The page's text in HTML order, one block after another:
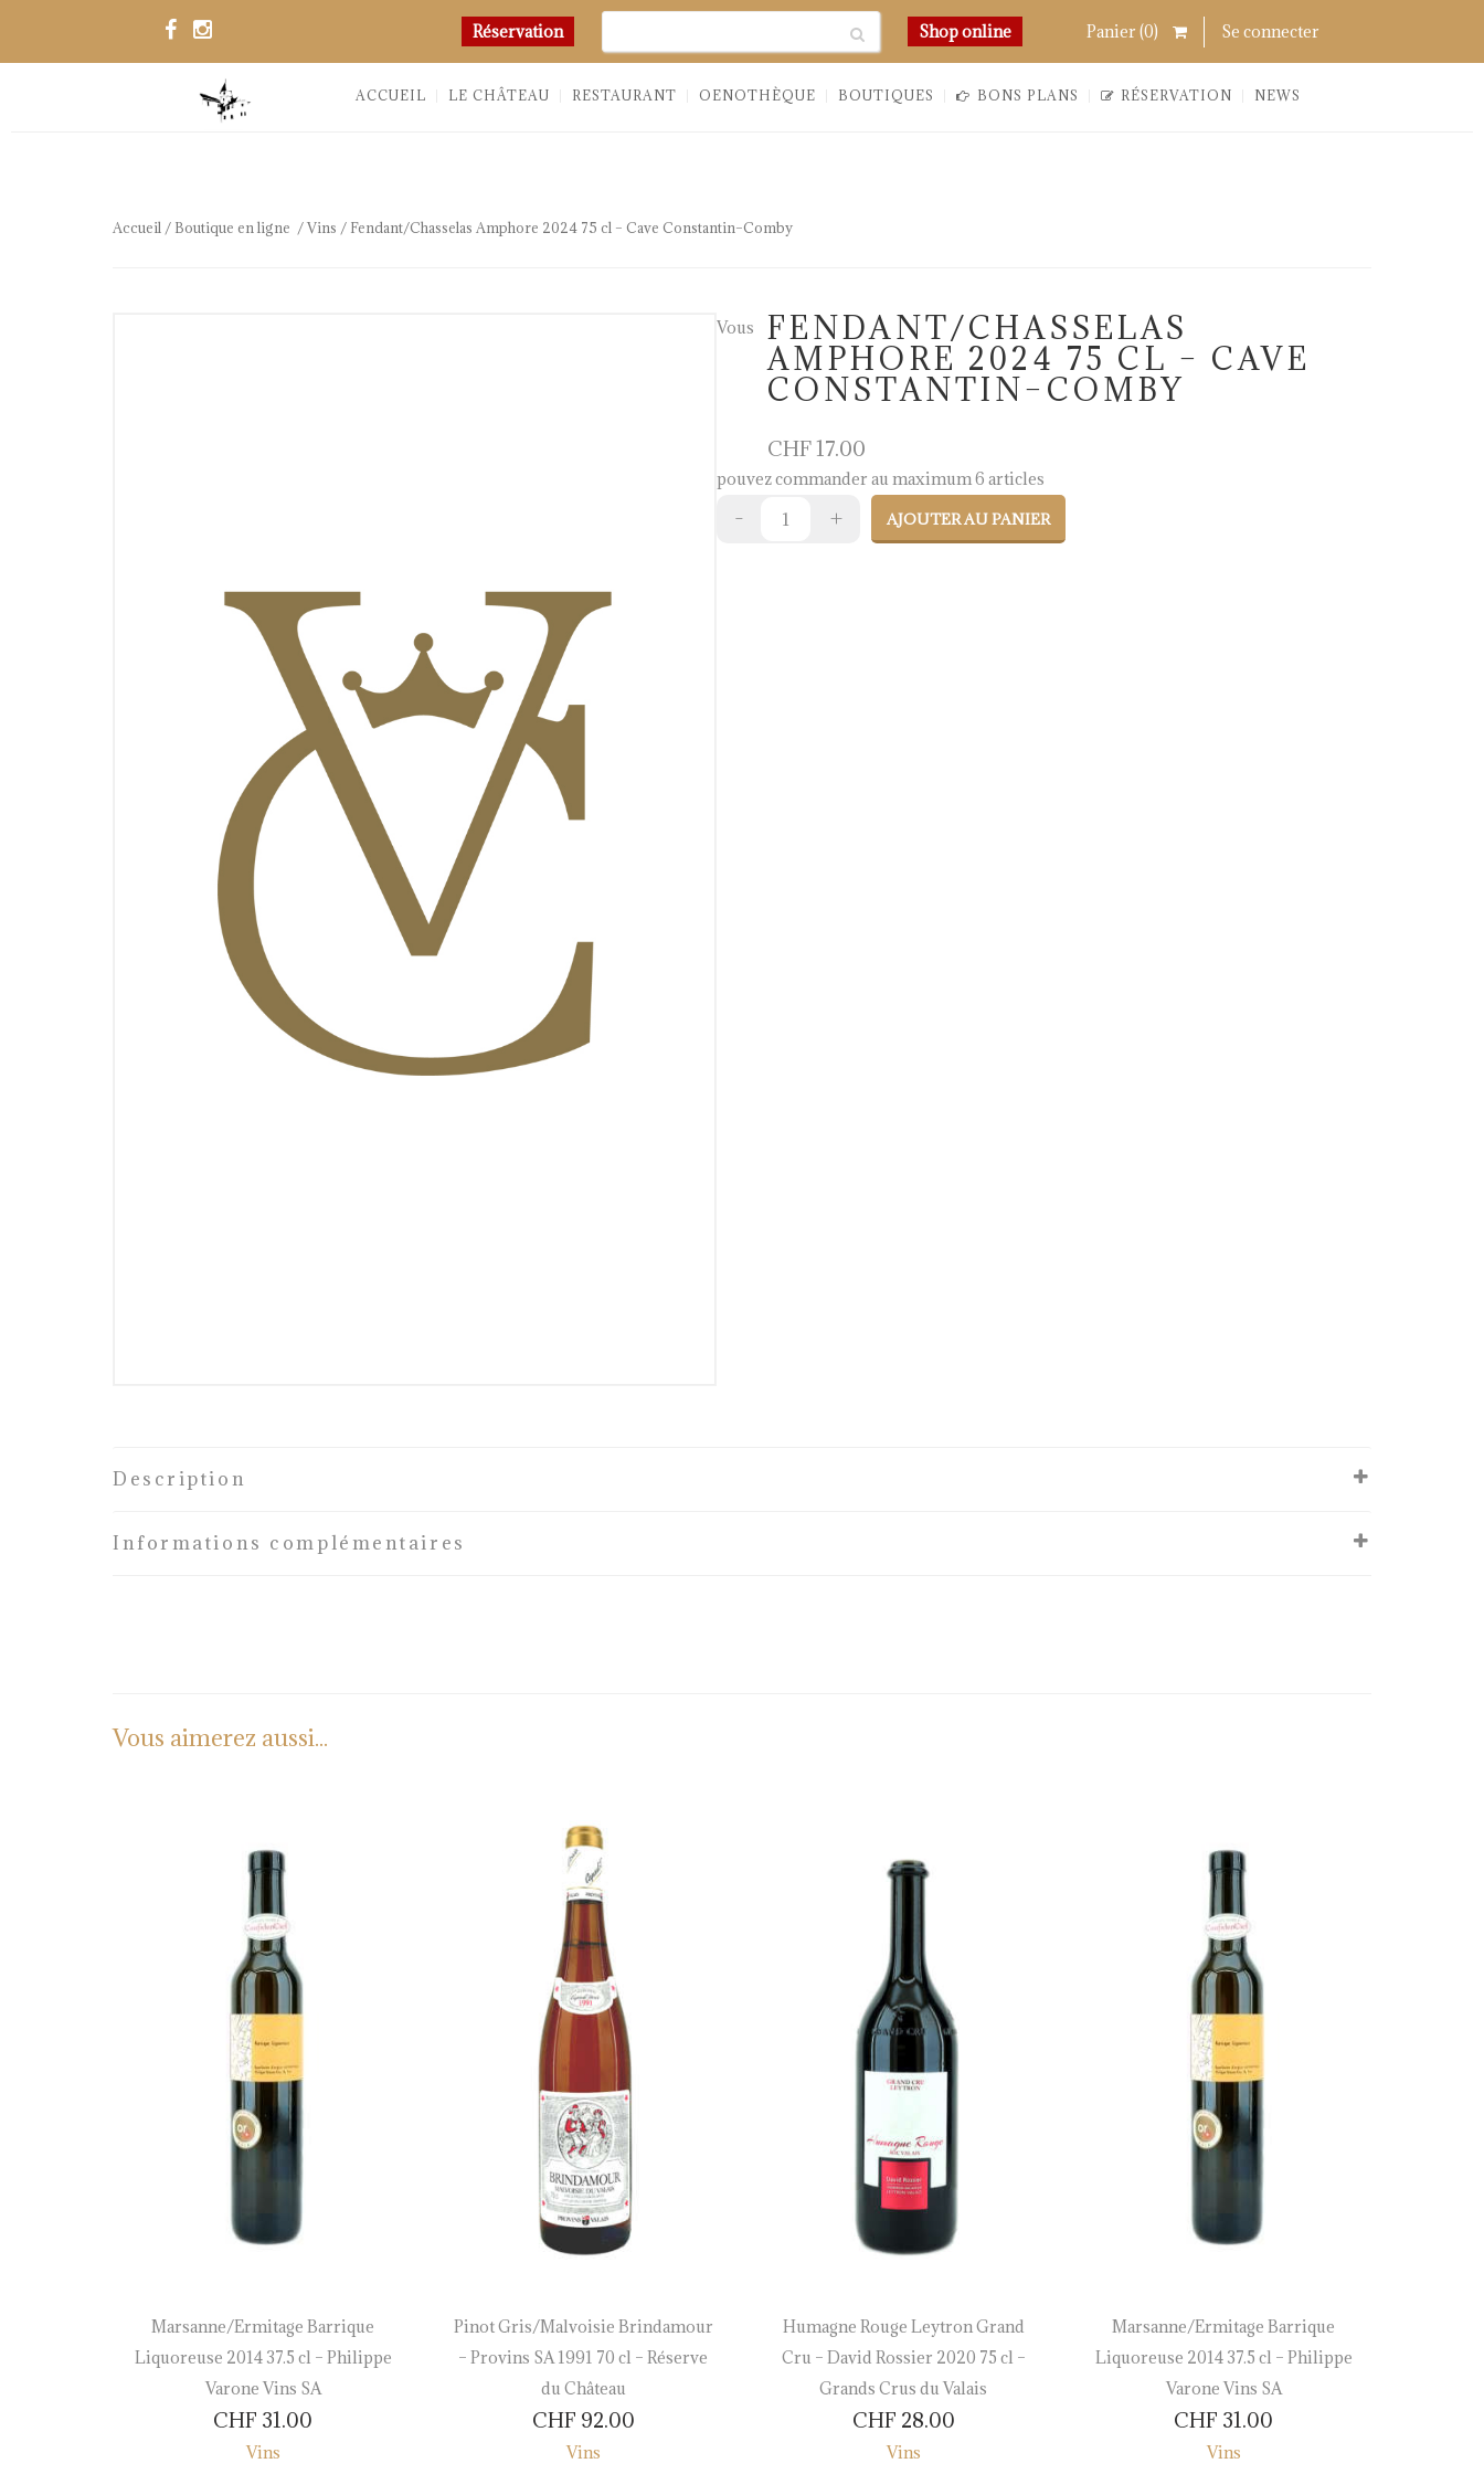
Réservation Chercher Shop online Chercher
Panier (0) Links
Se connecter
ACCUEIL LE CHÂTEAU RESTAURANT OENOTHÈQUE BOUTIQUES BONS PLANS RÉSERVATION NEWS
Accueil / Boutique en ligne /Vins / Fendant/Chasselas Amphore 2024 75 cl – Cave Constantin–Comby
FENDANT/CHASSELAS
AMPHORE 2024 75 CL – CAVE
CONSTANTIN–COMBY
CHF17.00
Vous
pouvez commander au maximum 6 articles
AJOUTER AU PANIER
Description
Informations complémentaires
Vous aimerez aussi...
Marsanne/Ermitage Barrique
Liquoreuse 2014 37.5 cl – Philippe
Varone Vins SA
CHF 31.00
Vins
Pinot Gris/Malvoisie Brindamour
– Provins SA 1991 70 cl – Réserve
du Château
CHF 92.00
Vins
Humagne Rouge Leytron Grand
Cru – David Rossier 2020 75 cl –
Grands Crus du Valais
CHF 28.00
Vins
Marsanne/Ermitage Barrique
Liquoreuse 2014 37.5 cl – Philippe
Varone Vins SA
CHF 31.00
Vins